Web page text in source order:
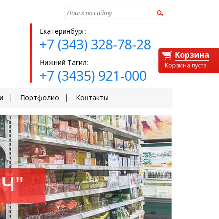
Екатеринбург:
+7 (343) 328-78-28
Нижний Тагил:
+7 (3435) 921-000
Портфолио Контакты
Корзина
Корзина пуста